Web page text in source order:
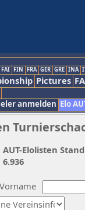
FAI FIN FRA GER GRE INA
Pictures
anmelden Elo
Vorname
AUT-Elolisten
6.936